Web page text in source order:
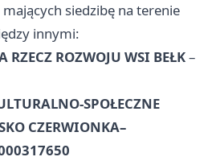
siedzibę na terenie
innymi:
RZECZ ROZWOJU WSI BEŁK–
SPOŁECZNE
CZERWIONKA–